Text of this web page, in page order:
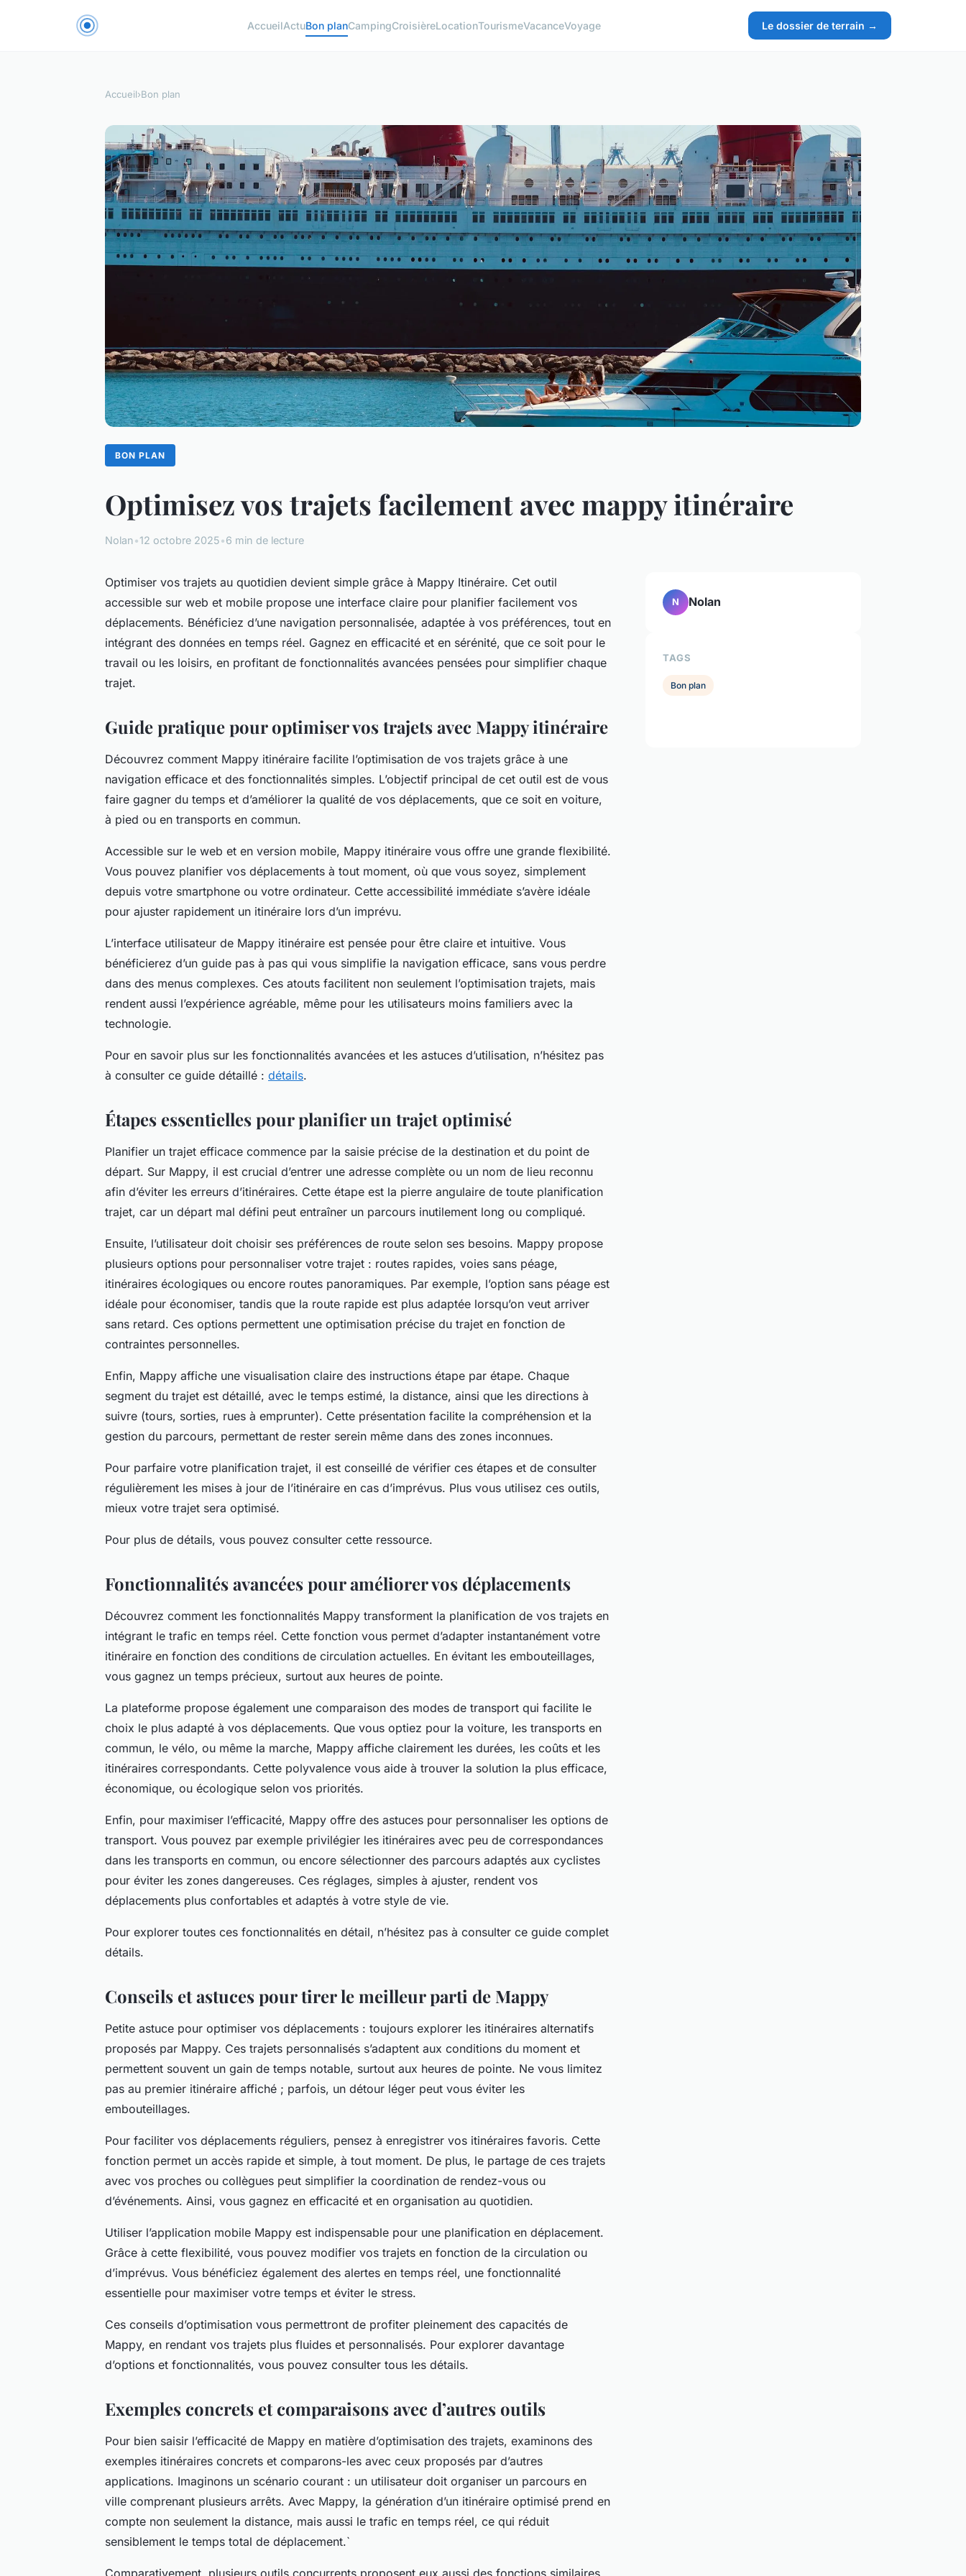
AccueilActuBon planCampingCroisièreLocationTourismeVacanceVoyage Le dossier de terrain →
Accueil›Bon plan
BON PLAN
Optimisez vos trajets facilement avec mappy itinéraire
Nolan•12 octobre 2025•6 min de lecture
Optimiser vos trajets au quotidien devient simple grâce à Mappy Itinéraire. Cet outil
accessible sur web et mobile propose une interface claire pour planifier facilement vos
déplacements. Bénéficiez d’une navigation personnalisée, adaptée à vos préférences, tout en
intégrant des données en temps réel. Gagnez en efficacité et en sérénité, que ce soit pour le
travail ou les loisirs, en profitant de fonctionnalités avancées pensées pour simplifier chaque
trajet.
Guide pratique pour optimiser vos trajets avec Mappy itinéraire
Découvrez comment Mappy itinéraire facilite l’optimisation de vos trajets grâce à une
navigation efficace et des fonctionnalités simples. L’objectif principal de cet outil est de vous
faire gagner du temps et d’améliorer la qualité de vos déplacements, que ce soit en voiture,
à pied ou en transports en commun.
Accessible sur le web et en version mobile, Mappy itinéraire vous offre une grande flexibilité.
Vous pouvez planifier vos déplacements à tout moment, où que vous soyez, simplement
depuis votre smartphone ou votre ordinateur. Cette accessibilité immédiate s’avère idéale
pour ajuster rapidement un itinéraire lors d’un imprévu.
L’interface utilisateur de Mappy itinéraire est pensée pour être claire et intuitive. Vous
bénéficierez d’un guide pas à pas qui vous simplifie la navigation efficace, sans vous perdre
dans des menus complexes. Ces atouts facilitent non seulement l’optimisation trajets, mais
rendent aussi l’expérience agréable, même pour les utilisateurs moins familiers avec la
technologie.
Pour en savoir plus sur les fonctionnalités avancées et les astuces d’utilisation, n’hésitez pas
à consulter ce guide détaillé : détails.
Étapes essentielles pour planifier un trajet optimisé
Planifier un trajet efficace commence par la saisie précise de la destination et du point de
départ. Sur Mappy, il est crucial d’entrer une adresse complète ou un nom de lieu reconnu
afin d’éviter les erreurs d’itinéraires. Cette étape est la pierre angulaire de toute planification
trajet, car un départ mal défini peut entraîner un parcours inutilement long ou compliqué.
Ensuite, l’utilisateur doit choisir ses préférences de route selon ses besoins. Mappy propose
plusieurs options pour personnaliser votre trajet : routes rapides, voies sans péage,
itinéraires écologiques ou encore routes panoramiques. Par exemple, l’option sans péage est
idéale pour économiser, tandis que la route rapide est plus adaptée lorsqu’on veut arriver
sans retard. Ces options permettent une optimisation précise du trajet en fonction de
contraintes personnelles.
Enfin, Mappy affiche une visualisation claire des instructions étape par étape. Chaque
segment du trajet est détaillé, avec le temps estimé, la distance, ainsi que les directions à
suivre (tours, sorties, rues à emprunter). Cette présentation facilite la compréhension et la
gestion du parcours, permettant de rester serein même dans des zones inconnues.
Pour parfaire votre planification trajet, il est conseillé de vérifier ces étapes et de consulter
régulièrement les mises à jour de l’itinéraire en cas d’imprévus. Plus vous utilisez ces outils,
mieux votre trajet sera optimisé.
Pour plus de détails, vous pouvez consulter cette ressource.
Fonctionnalités avancées pour améliorer vos déplacements
Découvrez comment les fonctionnalités Mappy transforment la planification de vos trajets en
intégrant le trafic en temps réel. Cette fonction vous permet d’adapter instantanément votre
itinéraire en fonction des conditions de circulation actuelles. En évitant les embouteillages,
vous gagnez un temps précieux, surtout aux heures de pointe.
La plateforme propose également une comparaison des modes de transport qui facilite le
choix le plus adapté à vos déplacements. Que vous optiez pour la voiture, les transports en
commun, le vélo, ou même la marche, Mappy affiche clairement les durées, les coûts et les
itinéraires correspondants. Cette polyvalence vous aide à trouver la solution la plus efficace,
économique, ou écologique selon vos priorités.
Enfin, pour maximiser l’efficacité, Mappy offre des astuces pour personnaliser les options de
transport. Vous pouvez par exemple privilégier les itinéraires avec peu de correspondances
dans les transports en commun, ou encore sélectionner des parcours adaptés aux cyclistes
pour éviter les zones dangereuses. Ces réglages, simples à ajuster, rendent vos
déplacements plus confortables et adaptés à votre style de vie.
Pour explorer toutes ces fonctionnalités en détail, n’hésitez pas à consulter ce guide complet
détails.
Conseils et astuces pour tirer le meilleur parti de Mappy
Petite astuce pour optimiser vos déplacements : toujours explorer les itinéraires alternatifs
proposés par Mappy. Ces trajets personnalisés s’adaptent aux conditions du moment et
permettent souvent un gain de temps notable, surtout aux heures de pointe. Ne vous limitez
pas au premier itinéraire affiché ; parfois, un détour léger peut vous éviter les
embouteillages.
Pour faciliter vos déplacements réguliers, pensez à enregistrer vos itinéraires favoris. Cette
fonction permet un accès rapide et simple, à tout moment. De plus, le partage de ces trajets
avec vos proches ou collègues peut simplifier la coordination de rendez-vous ou
d’événements. Ainsi, vous gagnez en efficacité et en organisation au quotidien.
Utiliser l’application mobile Mappy est indispensable pour une planification en déplacement.
Grâce à cette flexibilité, vous pouvez modifier vos trajets en fonction de la circulation ou
d’imprévus. Vous bénéficiez également des alertes en temps réel, une fonctionnalité
essentielle pour maximiser votre temps et éviter le stress.
Ces conseils d’optimisation vous permettront de profiter pleinement des capacités de
Mappy, en rendant vos trajets plus fluides et personnalisés. Pour explorer davantage
d’options et fonctionnalités, vous pouvez consulter tous les détails.
Exemples concrets et comparaisons avec d’autres outils
Pour bien saisir l’efficacité de Mappy en matière d’optimisation des trajets, examinons des
exemples itinéraires concrets et comparons-les avec ceux proposés par d’autres
applications. Imaginons un scénario courant : un utilisateur doit organiser un parcours en
ville comprenant plusieurs arrêts. Avec Mappy, la génération d’un itinéraire optimisé prend en
compte non seulement la distance, mais aussi le trafic en temps réel, ce qui réduit
sensiblement le temps total de déplacement.`
Comparativement, plusieurs outils concurrents proposent eux aussi des fonctions similaires,
N Nolan
TAGS
Bon plan